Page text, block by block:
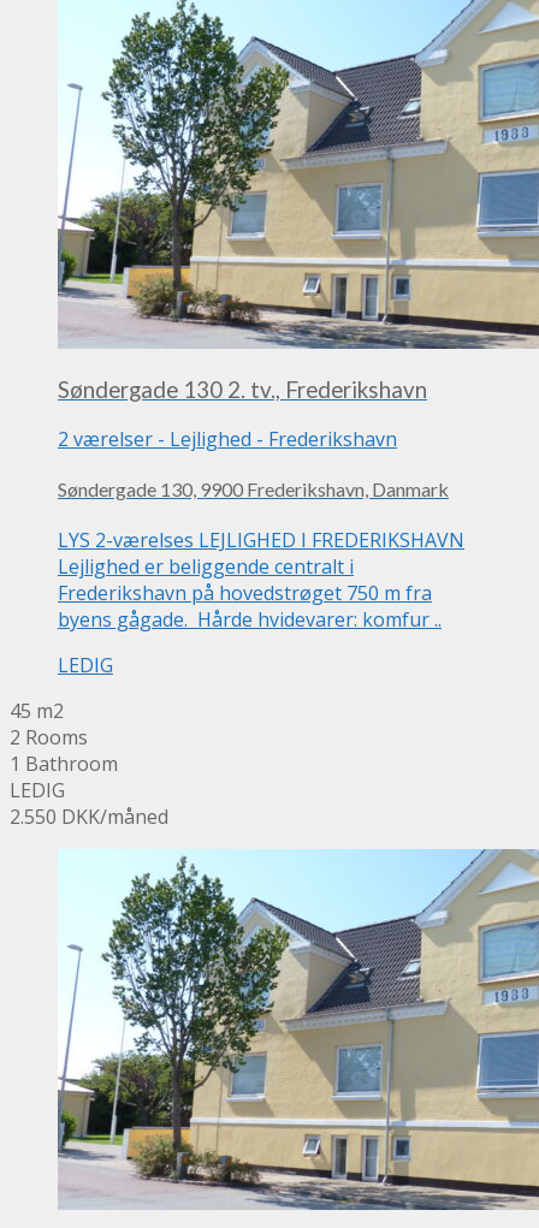
Søndergade 130 2. tv., Frederikshavn
2 værelser - Lejlighed - Frederikshavn
Søndergade 130, 9900 Frederikshavn, Danmark
LYS 2-værelses LEJLIGHED I FREDERIKSHAVN
Lejlighed er beliggende centralt i
Frederikshavn på hovedstrøget 750 m fra
byens gågade. Hårde hvidevarer: komfur ..
LEDIG
45 m2
2 Rooms
1 Bathroom
LEDIG
2.550 DKK/måned